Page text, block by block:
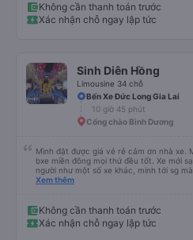
Không cần thanh toán trước
Xác nhận chỗ ngay lập tức
Sinh Diên Hồng
Limousine 34 chỗ
Bến Xe Đức Long Gia Lai
10 giờ 45 phút
Cổng chào Bình Dương
Mình đặt được giá vé rẻ cảm ơn nhà xe.
bxe miền đông mọi thứ đều tốt. Xe mới
người như một số xe khác, minh tới sg
đg để ý xíu là ổn.
Xem thêm
Không cần thanh toán trước
Xác nhận chỗ ngay lập tức